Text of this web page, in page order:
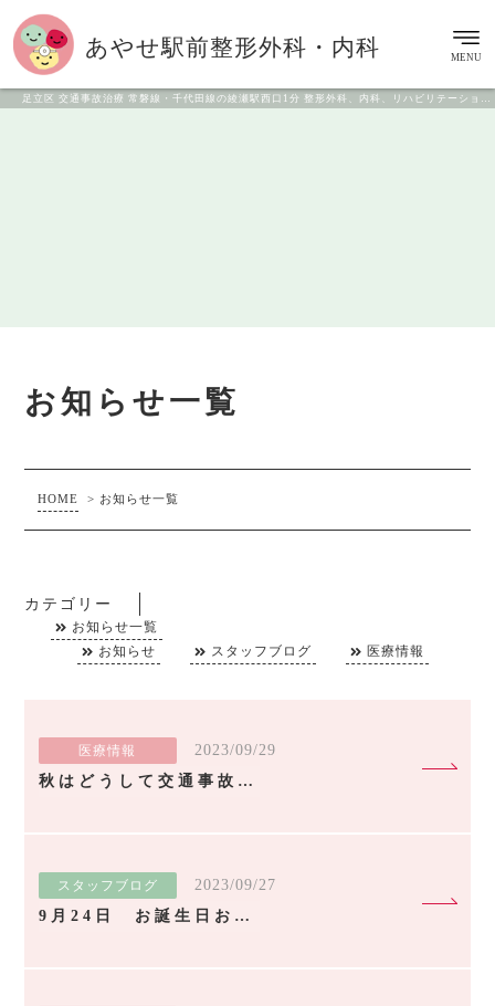
足立区 交通事故治療 常磐線・千代田線の綾瀬駅西口1分 整形外科、内科、リハビリテーション科
あやせ駅前整形外科・内科 MENU
お知らせ一覧
HOME > お知らせ一覧
カテゴリー
お知らせ一覧
お知らせ
スタッフブログ 医療情報
医療情報
2023/09/29
秋はどうして交通事故が多い？ -交通事故防止への取り組みを解説-
スタッフブログ
2023/09/27
9月24日 お誕生日おめでとう